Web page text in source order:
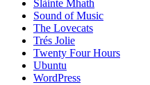
Slàinte Mhath
Sound of Music
The Lovecats
Trés Jolie
Twenty Four Hours
Ubuntu
WordPress